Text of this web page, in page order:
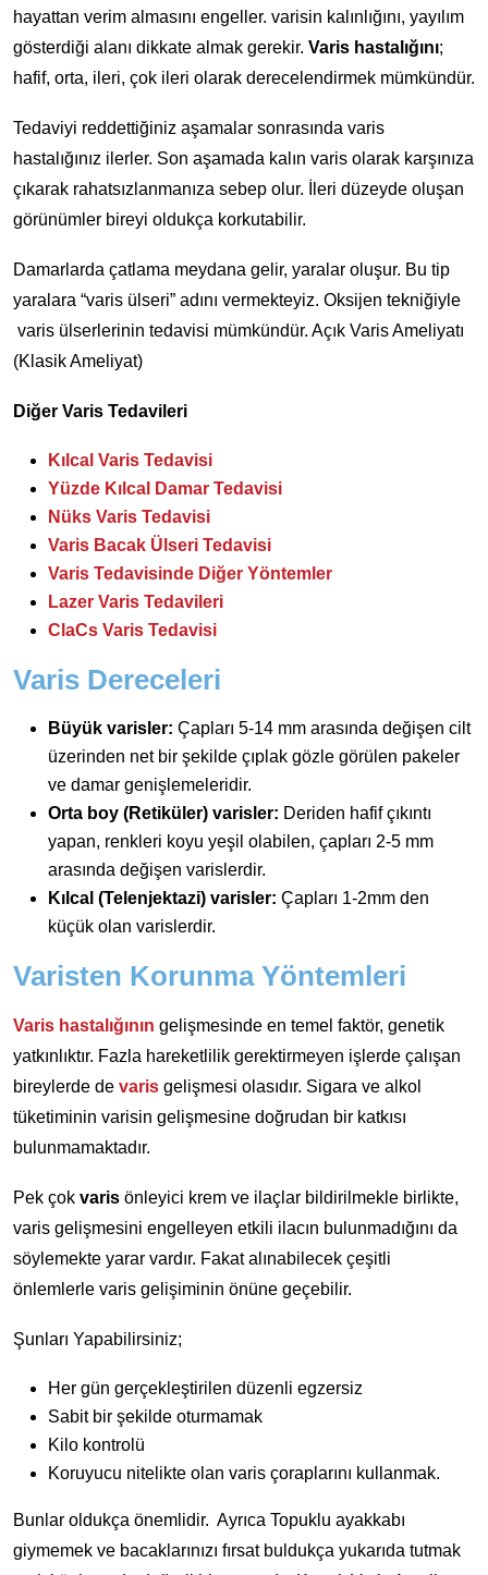
hayattan verim almasını engeller. varisin kalınlığını, yayılım
gösterdiği alanı dikkate almak gerekir. Varis hastalığını;
hafif, orta, ileri, çok ileri olarak derecelendirmek mümkündür.
Tedaviyi reddettiğiniz aşamalar sonrasında varis
hastalığınız ilerler. Son aşamada kalın varis olarak karşınıza
çıkarak rahatsızlanmanıza sebep olur. İleri düzeyde oluşan
görünümler bireyi oldukça korkutabilir.
Damarlarda çatlama meydana gelir, yaralar oluşur. Bu tip
yaralara “varis ülseri” adını vermekteyiz. Oksijen tekniğiyle
varis ülserlerinin tedavisi mümkündür. Açık Varis Ameliyatı
(Klasik Ameliyat)
Diğer Varis Tedavileri
Kılcal Varis Tedavisi
Yüzde Kılcal Damar Tedavisi
Nüks Varis Tedavisi
Varis Bacak Ülseri Tedavisi
Varis Tedavisinde Diğer Yöntemler
Lazer Varis Tedavileri
ClaCs Varis Tedavisi
Varis Dereceleri
Büyük varisler: Çapları 5-14 mm arasında değişen cilt
üzerinden net bir şekilde çıplak gözle görülen pakeler
ve damar genişlemeleridir.
Orta boy (Retiküler) varisler: Deriden hafif çıkıntı
yapan, renkleri koyu yeşil olabilen, çapları 2-5 mm
arasında değişen varislerdir.
Kılcal (Telenjektazi) varisler: Çapları 1-2mm den
küçük olan varislerdir.
Varisten Korunma Yöntemleri
Varis hastalığının gelişmesinde en temel faktör, genetik
yatkınlıktır. Fazla hareketlilik gerektirmeyen işlerde çalışan
bireylerde de varis gelişmesi olasıdır. Sigara ve alkol
tüketiminin varisin gelişmesine doğrudan bir katkısı
bulunmamaktadır.
Pek çok varis önleyici krem ve ilaçlar bildirilmekle birlikte,
varis gelişmesini engelleyen etkili ilacın bulunmadığını da
söylemekte yarar vardır. Fakat alınabilecek çeşitli
önlemlerle varis gelişiminin önüne geçebilir.
Şunları Yapabilirsiniz;
Her gün gerçekleştirilen düzenli egzersiz
Sabit bir şekilde oturmamak
Kilo kontrolü
Koruyucu nitelikte olan varis çoraplarını kullanmak.
Bunlar oldukça önemlidir. Ayrıca Topuklu ayakkabı
giymemek ve bacaklarınızı fırsat buldukça yukarıda tutmak